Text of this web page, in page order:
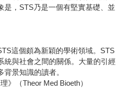
是，STS乃是一個有堅實基礎、並
這個頗為新穎的學術領域。STS
統與社會之間的關係。大量的引經
景知識的讀者。
》（Theor Med Bioeth）